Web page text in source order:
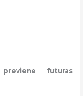
previene futuras